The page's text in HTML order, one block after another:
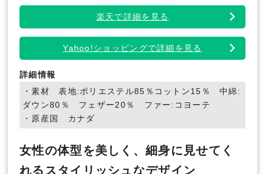
楽天で詳細を見る
Yahoo!ショッピングで詳細を見る
詳細情報
・素材 表地:ポリエステル85％コットン15％ 中綿:
ダウン80％ フェザー20％ ファー:コヨーテ
・原産国 カナダ
女性の体型を美しく、細身に見せてく
れるスタイリッシュなデザイン